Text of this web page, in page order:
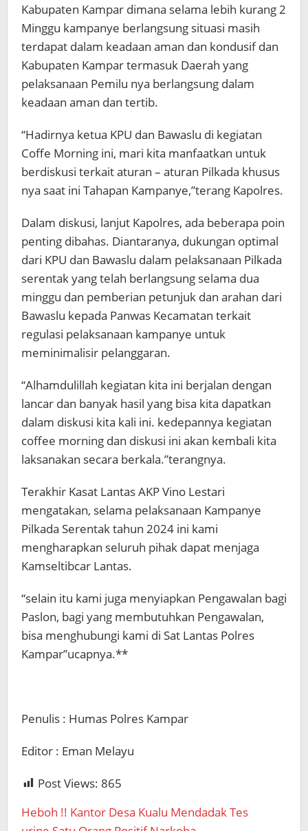
Kabupaten Kampar dimana selama lebih kurang 2
Minggu kampanye berlangsung situasi masih
terdapat dalam keadaan aman dan kondusif dan
Kabupaten Kampar termasuk Daerah yang
pelaksanaan Pemilu nya berlangsung dalam
keadaan aman dan tertib.
“Hadirnya ketua KPU dan Bawaslu di kegiatan
Coffe Morning ini, mari kita manfaatkan untuk
berdiskusi terkait aturan – aturan Pilkada khusus
nya saat ini Tahapan Kampanye,”terang Kapolres.
Dalam diskusi, lanjut Kapolres, ada beberapa poin
penting dibahas. Diantaranya, dukungan optimal
dari KPU dan Bawaslu dalam pelaksanaan Pilkada
serentak yang telah berlangsung selama dua
minggu dan pemberian petunjuk dan arahan dari
Bawaslu kepada Panwas Kecamatan terkait
regulasi pelaksanaan kampanye untuk
meminimalisir pelanggaran.
“Alhamdulillah kegiatan kita ini berjalan dengan
lancar dan banyak hasil yang bisa kita dapatkan
dalam diskusi kita kali ini. kedepannya kegiatan
coffee morning dan diskusi ini akan kembali kita
laksanakan secara berkala.”terangnya.
Terakhir Kasat Lantas AKP Vino Lestari
mengatakan, selama pelaksanaan Kampanye
Pilkada Serentak tahun 2024 ini kami
mengharapkan seluruh pihak dapat menjaga
Kamseltibcar Lantas.
“selain itu kami juga menyiapkan Pengawalan bagi
Paslon, bagi yang membutuhkan Pengawalan,
bisa menghubungi kami di Sat Lantas Polres
Kampar”ucapnya.**
Penulis : Humas Polres Kampar
Editor : Eman Melayu
Post Views: 865
Heboh !! Kantor Desa Kualu Mendadak Tes